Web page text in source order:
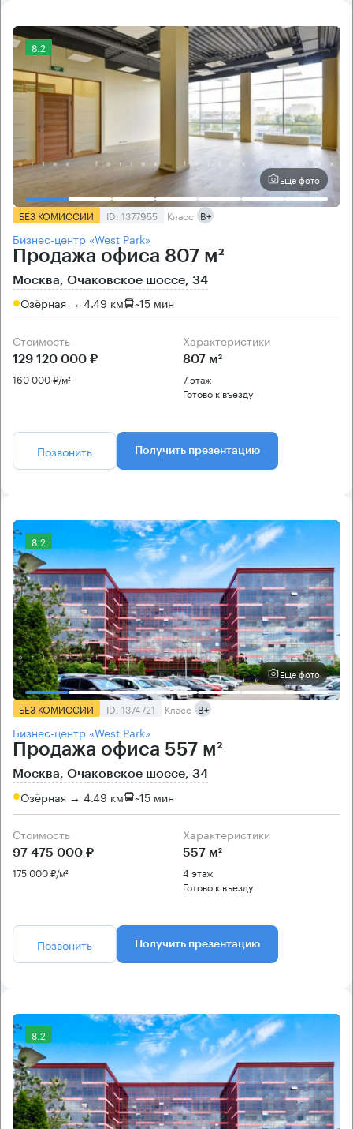
8.2
Еще фото
БЕЗ КОМИССИИ ID: 1377955 Класс B+
Бизнес-центр «West Park»
Продажа офиса 807 м²
Москва, Очаковское шоссе, 34
Озёрная → 4.49 км ~15 мин
Стоимость
129 120 000 ₽
160 000 ₽/м²
Характеристики
807 м²
7 этаж
Готово к въезду
Позвонить Получить презентацию
8.2
Еще фото
БЕЗ КОМИССИИ ID: 1374721 Класс B+
Бизнес-центр «West Park»
Продажа офиса 557 м²
Москва, Очаковское шоссе, 34
Озёрная → 4.49 км ~15 мин
Стоимость
97 475 000 ₽
175 000 ₽/м²
Характеристики
557 м²
4 этаж
Готово к въезду
Позвонить Получить презентацию
8.2